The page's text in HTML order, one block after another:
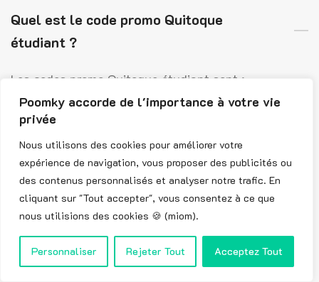
Poomky accorde de l'importance à votre vie
privée
Nous utilisons des cookies pour améliorer votre
expérience de navigation, vous proposer des publicités ou
des contenus personnalisés et analyser notre trafic. En
cliquant sur "Tout accepter", vous consentez à ce que
nous utilisions des cookies 🍪 (miom).
Personnaliser Rejeter Tout Acceptez Tout
Quel est le code promo Quitoque
étudiant ?
Les codes promo Quitoque étudiant sont :
« PREMIERPANIER-90 »
« PAQUES »
« STREETFOOD »
« PREMIERPANIER-30 »
Tous les étudiants ont la possibilité d’utiliser ces